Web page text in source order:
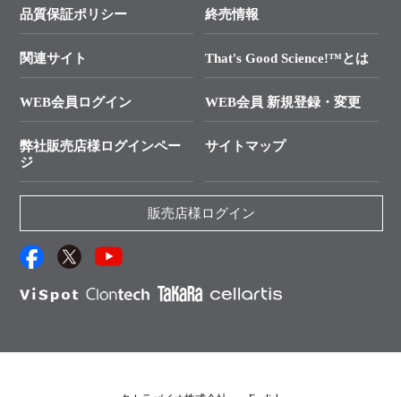
タカラバイオ発表文献
SMARTer NGSポータルサイト
プライマー設計
制限酵素切断サイトの検索
ユーザーズボイス集
エピジェネティクス実験ガイド
抗体検索サイト
├ 実験コンシェルジュ
├ 受託サービスお問い合わせ
└ カスタム製造お問い合わせ
資料請求 機器関連
資料請求 受託関連
資料請求 核酸抽出・精製カタログ
サンプル請求一覧
プロトコール集
品質保証ポリシー 終売情報
関連サイト That's Good Science!™とは
WEB会員ログイン WEB会員 新規登録・変更
弊社販売店様ログインペー
ジ
サイトマップ
販売店様ログイン